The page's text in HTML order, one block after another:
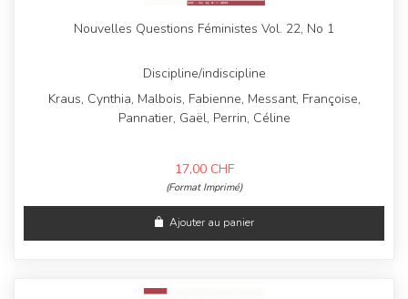
Nouvelles Questions Féministes Vol. 22, No 1
Discipline/indiscipline
Kraus, Cynthia, Malbois, Fabienne, Messant, Françoise,
Pannatier, Gaël, Perrin, Céline
17,00 CHF
(Format Imprimé)
Ajouter au panier